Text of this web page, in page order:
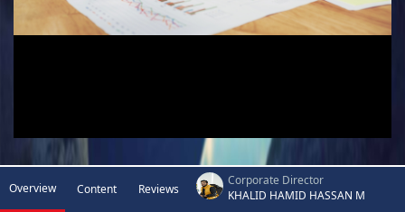
Overview Content Reviews
Corporate Director
KHALID HAMID HASSAN M